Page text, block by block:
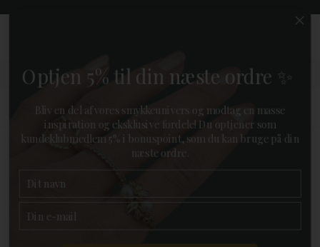
0
ved køb over 499,-
NOA KIDS
Optjen 5% til din næste ordre ✨
Bliv en del af vores smykkeunivers og modtag en masse
inspiration og eksklusive fordele! Du optjener som
kundeklubmedlem 5% i bonuspoint, som du kan bruge på din
næste ordre.